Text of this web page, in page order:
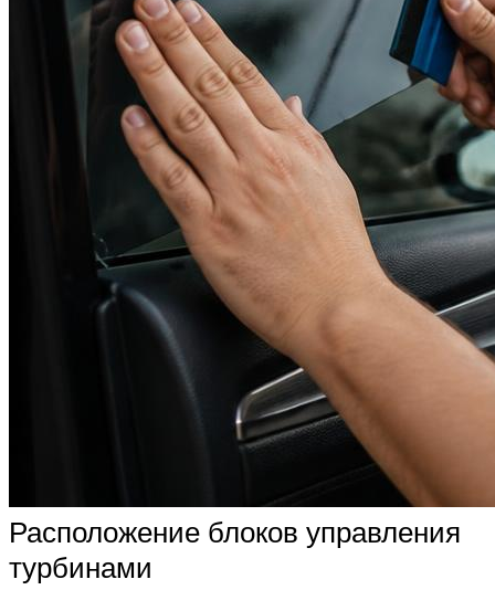
Расположение блоков управления
турбинами